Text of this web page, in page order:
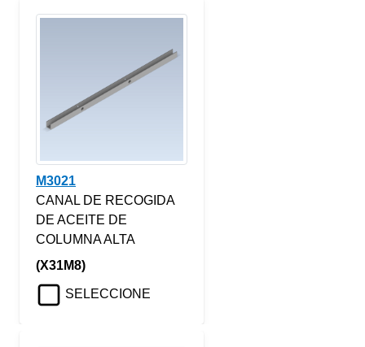
M3021
CANAL DE RECOGIDA
DE ACEITE DE
COLUMNA ALTA
(X31M8)
SELECCIONE